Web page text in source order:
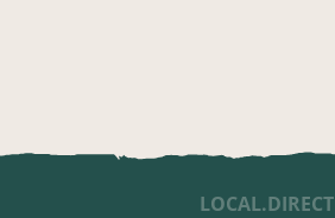
LOCAL.DIRECT